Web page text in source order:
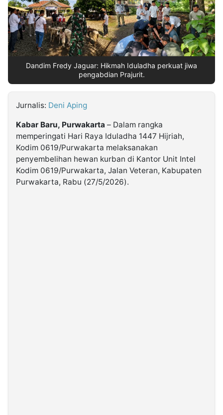
Follow
Kabarbaru
Kabarbaru.co
2026
Dandim Fredy Jaguar: Hikmah Iduladha perkuat jiwa
pengabdian Prajurit.
Jurnalis: Deni Aping
Kabar Baru, Purwakarta – Dalam rangka
memperingati Hari Raya Iduladha 1447 Hijriah,
Kodim 0619/Purwakarta melaksanakan
penyembelihan hewan kurban di Kantor Unit Intel
Kodim 0619/Purwakarta, Jalan Veteran, Kabupaten
Purwakarta, Rabu (27/5/2026).